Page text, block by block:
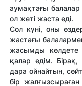
аумақтағы
ол жеті жаста еді.
Сол күні, оны
жастағы
жасымды көлдете
қалар едім.
дара ойнайтын,
бір